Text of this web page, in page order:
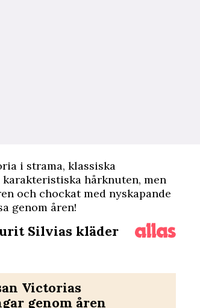
i strama, klassiska
hårknuten, men
och chockat med nyskapande
genom åren!
Silvias kläder
Victorias
genom åren